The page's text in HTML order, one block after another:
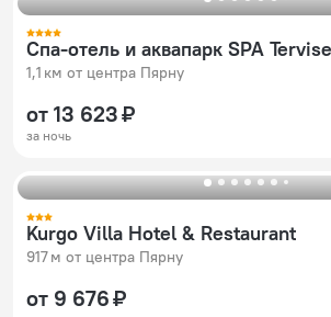
Спа-отель и аквапарк SPA
1,1 км от центра Пярну
от 13 623 ₽
за ночь
Kurgo Villa Hotel & Restaurant
917 м от центра Пярну
от 9 676 ₽